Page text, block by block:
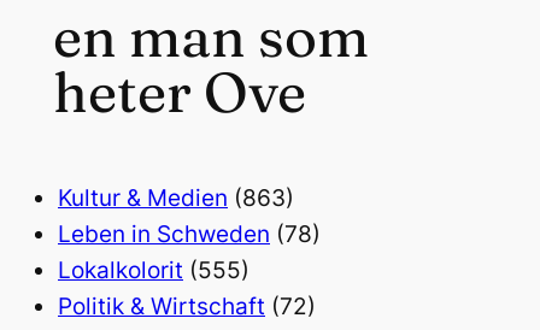
en man som
heter Ove
Kultur & Medien (863)
Leben in Schweden (78)
Lokalkolorit (555)
Politik & Wirtschaft (72)